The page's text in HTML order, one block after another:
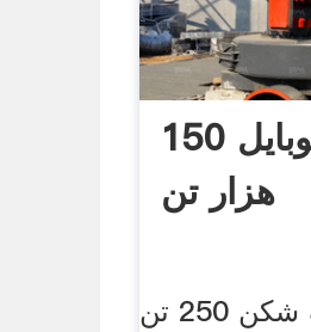
سنگ شکن موبایل 150
هزار تن
تولید کننده سنگ شکن 250 تن